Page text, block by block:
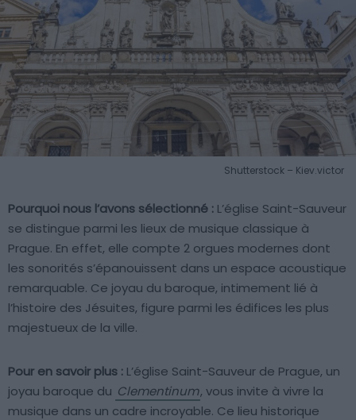
Shutterstock – Kiev.victor
Pourquoi nous l’avons sélectionné : L’église Saint-Sauveur
se distingue parmi les lieux de musique classique à
Prague. En effet, elle compte 2 orgues modernes dont
les sonorités s’épanouissent dans un espace acoustique
remarquable. Ce joyau du baroque, intimement lié à
l’histoire des Jésuites, figure parmi les édifices les plus
majestueux de la ville.
Pour en savoir plus : L’église Saint-Sauveur de Prague, un
joyau baroque du Clementinum, vous invite à vivre la
musique dans un cadre incroyable. Ce lieu historique